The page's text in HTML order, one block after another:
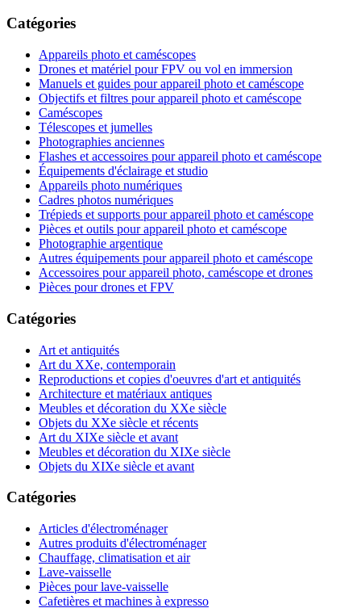
Catégories
Appareils photo et caméscopes
Drones et matériel pour FPV ou vol en immersion
Manuels et guides pour appareil photo et caméscope
Objectifs et filtres pour appareil photo et caméscope
Caméscopes
Télescopes et jumelles
Photographies anciennes
Flashes et accessoires pour appareil photo et caméscope
Équipements d'éclairage et studio
Appareils photo numériques
Cadres photos numériques
Trépieds et supports pour appareil photo et caméscope
Pièces et outils pour appareil photo et caméscope
Photographie argentique
Autres équipements pour appareil photo et caméscope
Accessoires pour appareil photo, caméscope et drones
Pièces pour drones et FPV
Catégories
Art et antiquités
Art du XXe, contemporain
Reproductions et copies d'oeuvres d'art et antiquités
Architecture et matériaux antiques
Meubles et décoration du XXe siècle
Objets du XXe siècle et récents
Art du XIXe siècle et avant
Meubles et décoration du XIXe siècle
Objets du XIXe siècle et avant
Catégories
Articles d'électroménager
Autres produits d'électroménager
Chauffage, climatisation et air
Lave-vaisselle
Pièces pour lave-vaisselle
Cafetières et machines à expresso